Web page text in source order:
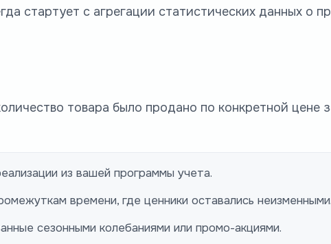
стартует с агрегации статистических данных о
товара было продано по конкретной цене
из вашей программы учета.
времени, где ценники оставались неизменными.
сезонными колебаниями или промо-акциями.